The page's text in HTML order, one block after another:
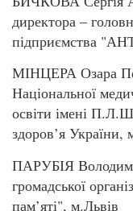
директора –
підприємства
МІНЦЕРА Озара
Національної
освіти імені
здоров’я України,
ПАРУБІЯ
громадської
пам’яті", м.Львів